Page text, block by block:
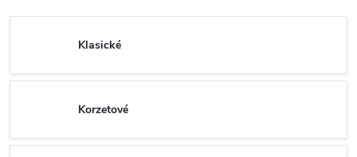
Klasické
Korzetové